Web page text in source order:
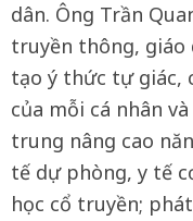
dân. Ông Trần
truyền thông, giáo
tạo ý thức tự giác,
của mỗi cá nhân
trung nâng cao
tế dự phòng, y tế
học cổ truyền;